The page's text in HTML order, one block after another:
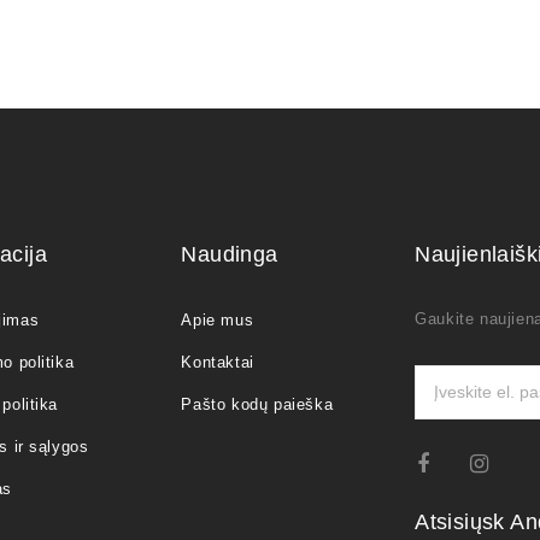
politika
ir sąlygos
Naudinga
Apie mus
Kontaktai
Pašto kodų paieška
Gaukite
Atsisiųsk